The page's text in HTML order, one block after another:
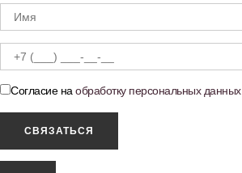
Согласие наобработку персональных данных